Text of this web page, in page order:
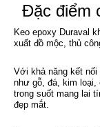
Đặc điểm
Keo epoxy Duraval
xuất đồ mộc, thủ
Với khả năng kết
như gỗ, đá, kim loại,
trong suốt mang lai
đẹp mắt.